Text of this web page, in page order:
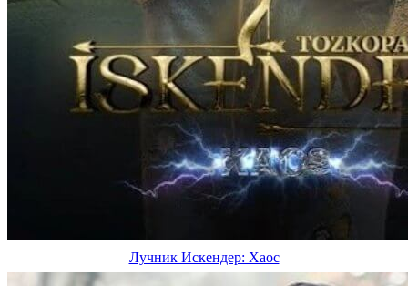
Лучник Искендер: Хаос